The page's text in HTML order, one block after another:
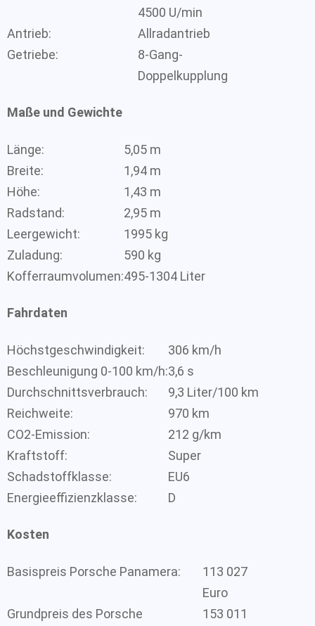
4500 U/min
Antrieb:
Allradantrieb
Getriebe:
8-Gang-
Doppelkupplung
Maße und Gewichte
Länge:
5,05 m
Breite:
1,94 m
Höhe:
1,43 m
Radstand:
2,95 m
Leergewicht:
1995 kg
Zuladung:
590 kg
Kofferraumvolumen:495-1304 Liter
Fahrdaten
Höchstgeschwindigkeit:
306 km/h
Beschleunigung 0-100 km/h:3,6 s
Durchschnittsverbrauch:
9,3 Liter/100 km
Reichweite:
970 km
CO2-Emission:
212 g/km
Kraftstoff:
Super
Schadstoffklasse:
EU6
Energieeffizienzklasse:
D
Kosten
Basispreis Porsche Panamera:
113 027
Euro
Grundpreis des Porsche
153 011